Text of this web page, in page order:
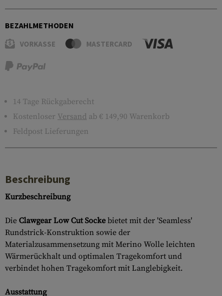
BEZAHLMETHODEN
VORKASSE MASTERCARD
14 Tage Rückgaberecht
Kostenloser Versand ab € 149,90 Warenkorb
Feldpost Lieferungen
Beschreibung
Kurzbeschreibung
Die Clawgear Low Cut Socke bietet mit der 'Seamless'
Rundstrick-Konstruktion sowie der
Materialzusammensetzung mit Merino Wolle leichten
Wärmerückhalt und optimalen Tragekomfort und
verbindet hohen Tragekomfort mit Langlebigkeit.
Ausstattung